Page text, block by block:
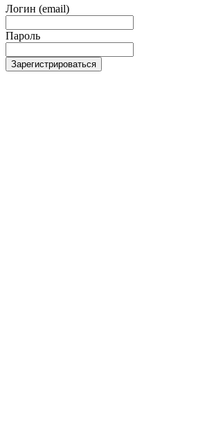
Логин (email)
Пароль
Зарегистрироваться